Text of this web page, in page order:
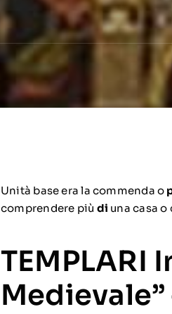
Unità base era la commenda o
comprendere più di una casa
TEMPLARI
Medievale”